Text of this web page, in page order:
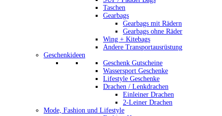
Taschen
Gearbags
Gearbags mit Rädern
Gearbags ohne Räder
Wing + Kitebags
Andere Transportausrüstung
Geschenkideen
Geschenk Gutscheine
Wassersport Geschenke
Lifestyle Geschenke
Drachen / Lenkdrachen
Einleiner Drachen
2-Leiner Drachen
Mode, Fashion und Lifestyle